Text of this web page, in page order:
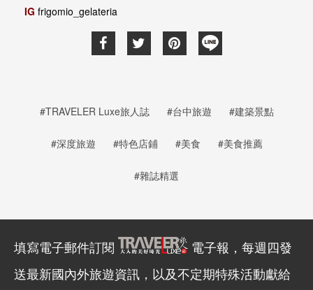
IG frigomio_gelateria
#TRAVELER Luxe旅人誌 #台中旅遊 #建築景點
#深度旅遊 #特色店鋪 #美食 #美食推薦
#雜誌精選
填寫電子郵件訂閱
電子報，每週四發
送最新國內外旅遊資訊，以及不定期特殊活動獻給